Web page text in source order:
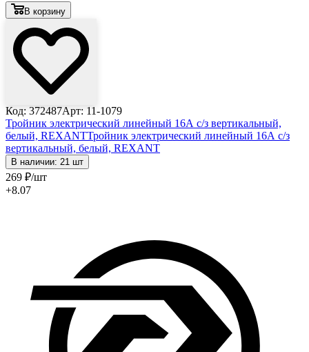
В корзину
Код: 372487Арт: 11-1079
Тройник электрический линейный 16А с/з вертикальный,
белый, REXANTТройник электрический линейный 16А с/з
вертикальный, белый, REXANT
В наличии: 21 шт
269 ₽/шт
+8.07